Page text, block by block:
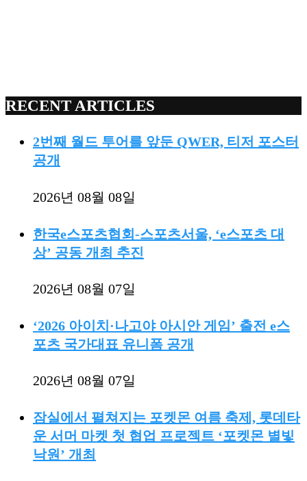
RECENT ARTICLES
2번째 월드 투어를 앞둔 QWER, 티저 포스터
공개
2026년 08월 08일
한국e스포츠협회-스포츠서울, ‘e스포츠 대
상’ 공동 개최 추진
2026년 08월 07일
‘2026 아이치·나고야 아시안 게임’ 출전 e스
포츠 국가대표 유니폼 공개
2026년 08월 07일
잠실에서 펼쳐지는 포켓몬 여름 축제, 롯데타
운 서머 마켓 첫 협업 프로젝트 ‘포켓몬 별빛
낙원’ 개최